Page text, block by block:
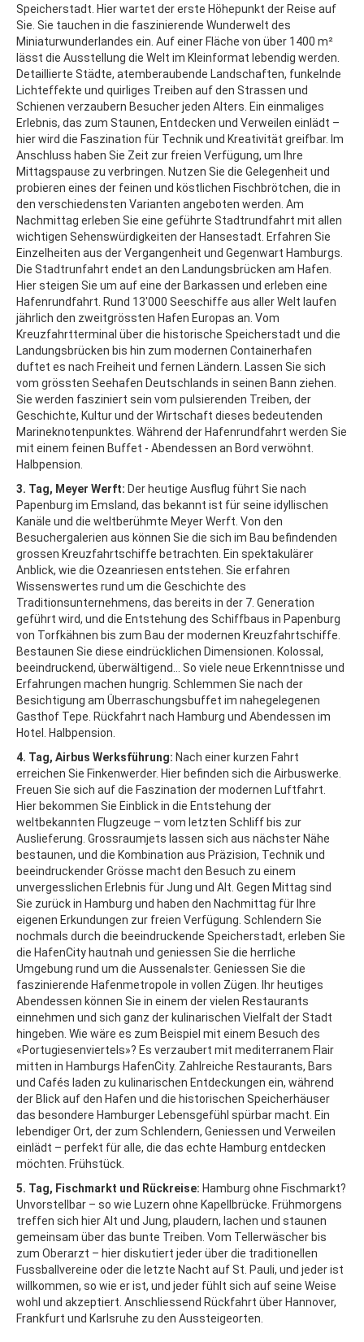
Speicherstadt. Hier wartet der erste Höhepunkt der Reise auf
Sie. Sie tauchen in die faszinierende Wunderwelt des
Miniaturwunderlandes ein. Auf einer Fläche von über 1400 m²
lässt die Ausstellung die Welt im Kleinformat lebendig werden.
Detaillierte Städte, atemberaubende Landschaften, funkelnde
Lichteffekte und quirliges Treiben auf den Strassen und
Schienen verzaubern Besucher jeden Alters. Ein einmaliges
Erlebnis, das zum Staunen, Entdecken und Verweilen einlädt –
hier wird die Faszination für Technik und Kreativität greifbar. Im
Anschluss haben Sie Zeit zur freien Verfügung, um Ihre
Mittagspause zu verbringen. Nutzen Sie die Gelegenheit und
probieren eines der feinen und köstlichen Fischbrötchen, die in
den verschiedensten Varianten angeboten werden. Am
Nachmittag erleben Sie eine geführte Stadtrundfahrt mit allen
wichtigen Sehenswürdigkeiten der Hansestadt. Erfahren Sie
Einzelheiten aus der Vergangenheit und Gegenwart Hamburgs.
Die Stadtrunfahrt endet an den Landungsbrücken am Hafen.
Hier steigen Sie um auf eine der Barkassen und erleben eine
Hafenrundfahrt. Rund 13'000 Seeschiffe aus aller Welt laufen
jährlich den zweitgrössten Hafen Europas an. Vom
Kreuzfahrtterminal über die historische Speicherstadt und die
Landungsbrücken bis hin zum modernen Containerhafen
duftet es nach Freiheit und fernen Ländern. Lassen Sie sich
vom grössten Seehafen Deutschlands in seinen Bann ziehen.
Sie werden fasziniert sein vom pulsierenden Treiben, der
Geschichte, Kultur und der Wirtschaft dieses bedeutenden
Marineknotenpunktes. Während der Hafenrundfahrt werden Sie
mit einem feinen Buffet - Abendessen an Bord verwöhnt.
Halbpension.
3. Tag, Meyer Werft: Der heutige Ausflug führt Sie nach
Papenburg im Emsland, das bekannt ist für seine idyllischen
Kanäle und die weltberühmte Meyer Werft. Von den
Besuchergalerien aus können Sie die sich im Bau befindenden
grossen Kreuzfahrtschiffe betrachten. Ein spektakulärer
Anblick, wie die Ozeanriesen entstehen. Sie erfahren
Wissenswertes rund um die Geschichte des
Traditionsunternehmens, das bereits in der 7. Generation
geführt wird, und die Entstehung des Schiffbaus in Papenburg
von Torfkähnen bis zum Bau der modernen Kreuzfahrtschiffe.
Bestaunen Sie diese eindrücklichen Dimensionen. Kolossal,
beeindruckend, überwältigend… So viele neue Erkenntnisse und
Erfahrungen machen hungrig. Schlemmen Sie nach der
Besichtigung am Überraschungsbuffet im nahegelegenen
Gasthof Tepe. Rückfahrt nach Hamburg und Abendessen im
Hotel. Halbpension.
4. Tag, Airbus Werksführung: Nach einer kurzen Fahrt
erreichen Sie Finkenwerder. Hier befinden sich die Airbuswerke.
Freuen Sie sich auf die Faszination der modernen Luftfahrt.
Hier bekommen Sie Einblick in die Entstehung der
weltbekannten Flugzeuge – vom letzten Schliff bis zur
Auslieferung. Grossraumjets lassen sich aus nächster Nähe
bestaunen, und die Kombination aus Präzision, Technik und
beeindruckender Grösse macht den Besuch zu einem
unvergesslichen Erlebnis für Jung und Alt. Gegen Mittag sind
Sie zurück in Hamburg und haben den Nachmittag für Ihre
eigenen Erkundungen zur freien Verfügung. Schlendern Sie
nochmals durch die beeindruckende Speicherstadt, erleben Sie
die HafenCity hautnah und geniessen Sie die herrliche
Umgebung rund um die Aussenalster. Geniessen Sie die
faszinierende Hafenmetropole in vollen Zügen. Ihr heutiges
Abendessen können Sie in einem der vielen Restaurants
einnehmen und sich ganz der kulinarischen Vielfalt der Stadt
hingeben. Wie wäre es zum Beispiel mit einem Besuch des
«Portugiesenviertels»? Es verzaubert mit mediterranem Flair
mitten in Hamburgs HafenCity. Zahlreiche Restaurants, Bars
und Cafés laden zu kulinarischen Entdeckungen ein, während
der Blick auf den Hafen und die historischen Speicherhäuser
das besondere Hamburger Lebensgefühl spürbar macht. Ein
lebendiger Ort, der zum Schlendern, Geniessen und Verweilen
einlädt – perfekt für alle, die das echte Hamburg entdecken
möchten. Frühstück.
5. Tag, Fischmarkt und Rückreise: Hamburg ohne Fischmarkt?
Unvorstellbar – so wie Luzern ohne Kapellbrücke. Frühmorgens
treffen sich hier Alt und Jung, plaudern, lachen und staunen
gemeinsam über das bunte Treiben. Vom Tellerwäscher bis
zum Oberarzt – hier diskutiert jeder über die traditionellen
Fussballvereine oder die letzte Nacht auf St. Pauli, und jeder ist
willkommen, so wie er ist, und jeder fühlt sich auf seine Weise
wohl und akzeptiert. Anschliessend Rückfahrt über Hannover,
Frankfurt und Karlsruhe zu den Aussteigeorten.